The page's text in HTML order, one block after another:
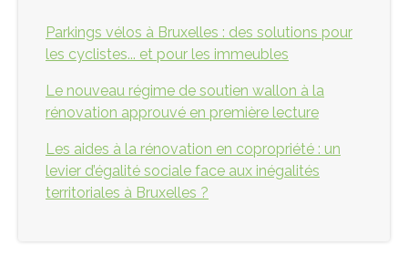
Parkings vélos à Bruxelles : des solutions pour
les cyclistes... et pour les immeubles
Le nouveau régime de soutien wallon à la
rénovation approuvé en première lecture
Les aides à la rénovation en copropriété : un
levier d’égalité sociale face aux inégalités
territoriales à Bruxelles ?